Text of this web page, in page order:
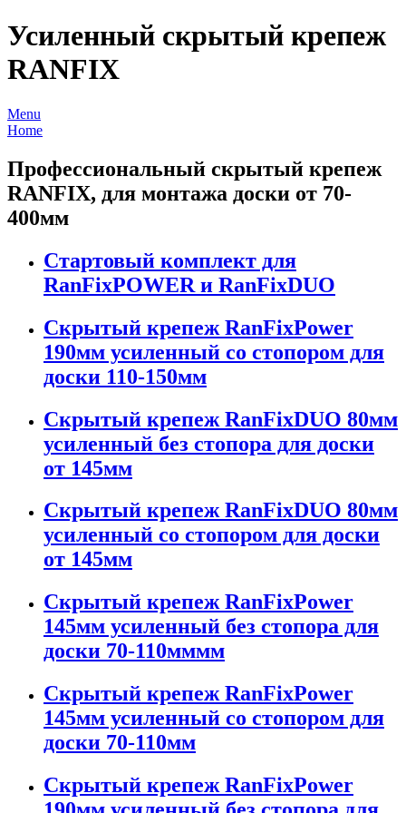
Усиленный скрытый крепеж
RANFIX
Menu
Home
Профессиональный скрытый крепеж
RANFIX, для монтажа доски от 70-
400мм
Стартовый комплект для
RanFixPOWER и RanFixDUO
Скрытый крепеж RanFixPower
190мм усиленный со стопором для
доски 110-150мм
Скрытый крепеж RanFixDUO 80мм
усиленный без стопора для доски
от 145мм
Скрытый крепеж RanFixDUO 80мм
усиленный со стопором для доски
от 145мм
Скрытый крепеж RanFixPower
145мм усиленный без стопора для
доски 70-110мммм
Скрытый крепеж RanFixPower
145мм усиленный со стопором для
доски 70-110мм
Скрытый крепеж RanFixPower